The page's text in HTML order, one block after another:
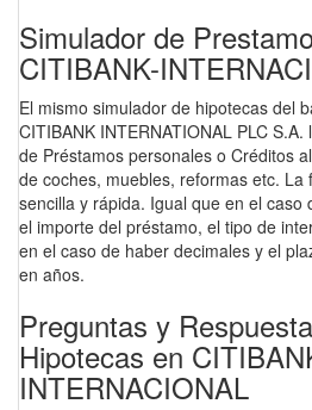
Simulador de
CITIBANK-
El mismo simulador de hipotecas del
CITIBANK INTERNATIONAL PLC
de Préstamos personales o Créditos
de coches, muebles, reformas etc.
sencilla y rápida. Igual que en el caso
el importe del préstamo, el tipo de
en el caso de haber decimales y el
en años.
Preguntas y
Hipotecas en
INTERNACIONAL